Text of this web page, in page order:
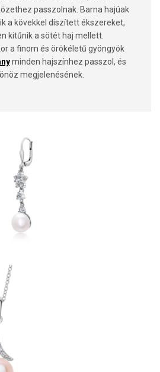
passzolnak. Barna hajúak
a kövekkel díszített ékszereket,
kitűnik a sötét haj mellett.
a finom és örökéletű gyöngyök
minden hajszínhez passzol, és
megjelenésének.